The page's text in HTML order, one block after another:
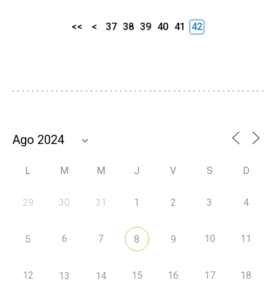
<< < 37 38 39 40 41 42
L M M J V S D
29 30 31 1 2 3 4
5 6 7 8 9 10 11
12 13 14 15 16 17 18